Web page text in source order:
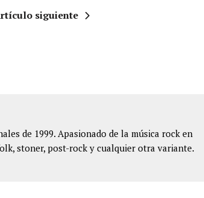
siguiente
de 1999. Apasionado de la música rock en
stoner, post-rock y cualquier otra variante.